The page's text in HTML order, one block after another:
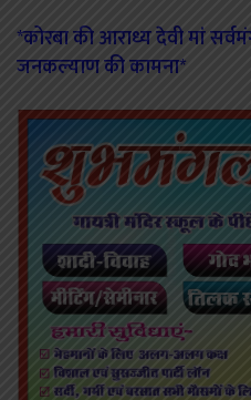
*कोरबा की आराध्य देवी मां
जनकल्याण की कामना*